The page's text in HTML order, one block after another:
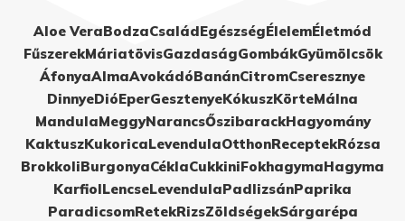
Aloe VeraBodzaCsaládEgészségÉlelemÉletmód
FűszerekMáriatövisGazdaságGombákGyümölcsök
ÁfonyaAlmaAvokádóBanánCitromCseresznye
DinnyeDióEperGesztenyeKókuszKörteMálna
MandulaMeggyNarancsŐszibarackHagyomány
KaktuszKukoricaLevendulaOtthonReceptekRózsa
BrokkoliBurgonyaCéklaCukkiniFokhagymaHagyma
KarfiolLencseLevendulaPadlizsánPaprika
ParadicsomRetekRizsZöldségekSárgarépa